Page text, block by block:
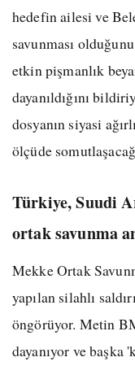
hedefin ailesi ve
savunması
etkin pişmanlık
dayanıldığını
dosyanın siyasi
ölçüde
Türkiye, Suudi
ortak savunma
Mekke Ortak
yapılan silahlı
öngörüyor. Metin
dayanıyor ve başka